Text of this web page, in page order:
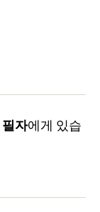
필자에게 있습